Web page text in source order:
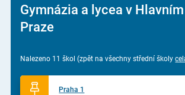
Gymnázia a lycea v
Praze
Nalezeno 11 škol (zpět na všechny střední školy
Praha 1